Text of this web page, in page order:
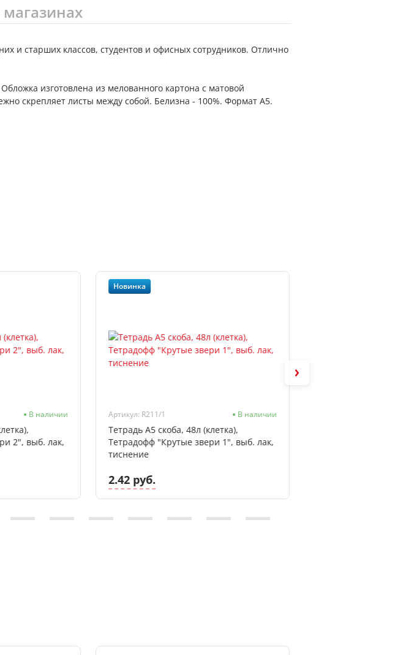
и старших классов, студентов и офисных сотрудников. Отлично
изготовлена из мелованного картона с матовой
скрепляет листы между собой. Белизна - 100%. Формат А5.
В наличии
2", выб. лак,
Новинка
Артикул: R211/1 В наличии
Тетрадь А5 скоба, 48л (клетка),
Тетрадофф "Крутые звери 1", выб. лак,
тиснение
2.42 руб.